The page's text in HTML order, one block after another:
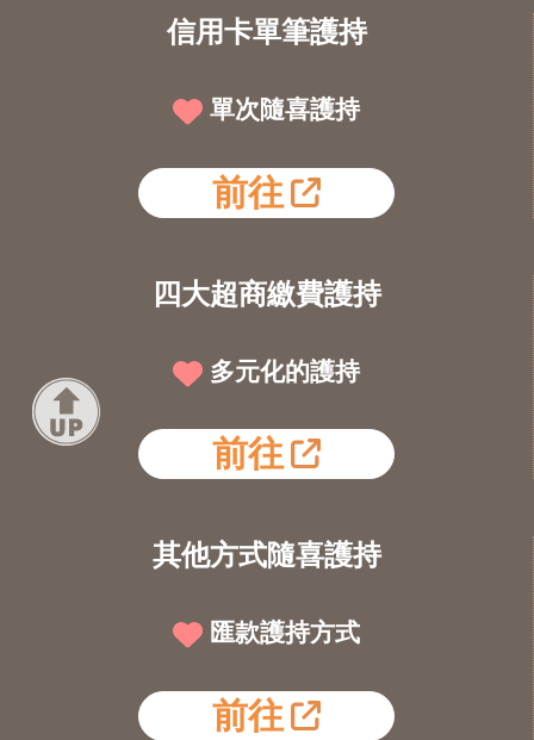
信用卡單筆護持
單次隨喜護持
前往
四大超商繳費護持
多元化的護持
前往
其他方式隨喜護持
匯款護持方式
前往